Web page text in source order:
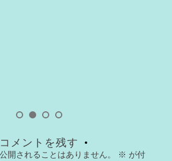
コメントを残す
開されることはありません。 ※ が付